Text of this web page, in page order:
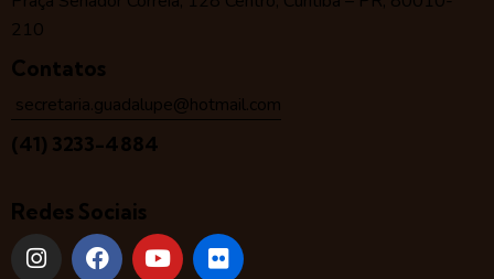
210
Contatos
secretaria.guadalupe@hotmail.com
(41) 3233-4884
Redes Sociais